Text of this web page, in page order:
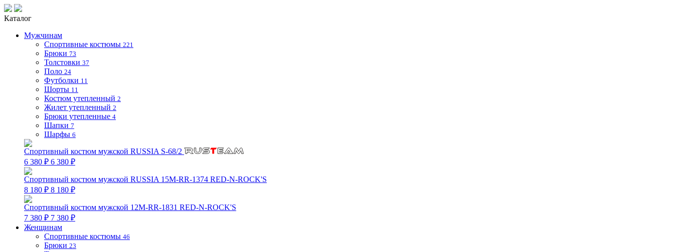
Каталог
Мужчинам
Спортивные костюмы 221
Брюки 73
Толстовки 37
Поло 24
Футболки 11
Шорты 11
Костюм утепленный 2
Жилет утепленный 2
Брюки утепленные 4
Шапки 7
Шарфы 6
Спортивный костюм мужской RUSSIA S-68/2
6 380 ₽ 6 380 ₽
Спортивный костюм мужской RUSSIA 15M-RR-1374 RED-N-ROCK'S
8 180 ₽ 8 180 ₽
Спортивный костюм мужской 12M-RR-1831 RED-N-ROCK'S
7 380 ₽ 7 380 ₽
Женщинам
Спортивные костюмы 46
Брюки 23